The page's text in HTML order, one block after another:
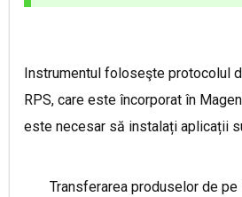
Instrumentul foloseşte protocolul
RPS, care este încorporat în
este necesar să instalați aplicații
Transferarea produselor de